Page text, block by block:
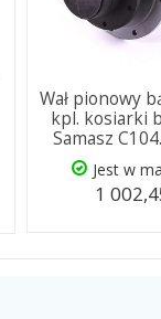
Wał pionowy
kpl. kosiarki
Samasz
Jest w
1